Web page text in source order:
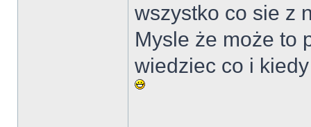
wszystko co sie z
Mysle że może to
wiedziec co i